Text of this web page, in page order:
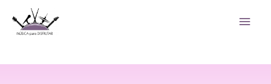
contenido